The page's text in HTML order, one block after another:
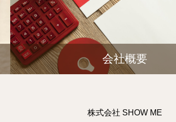
会社概要
株式会社 SHOW ME